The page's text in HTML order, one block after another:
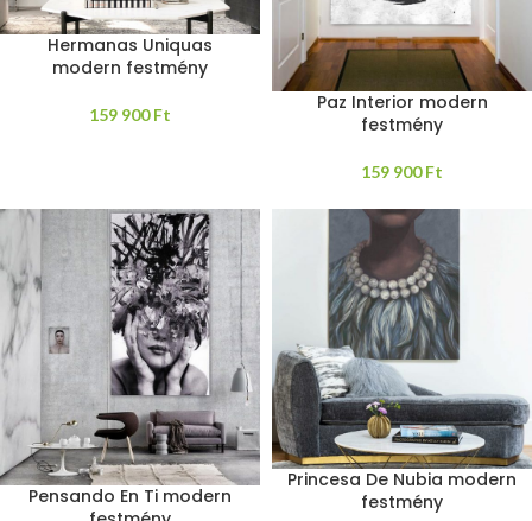
Hermanas Uniquas
modern festmény
159 900Ft
Paz Interior modern
festmény
159 900Ft
Pensando En Ti modern
Princesa De Nubia modern
festmény